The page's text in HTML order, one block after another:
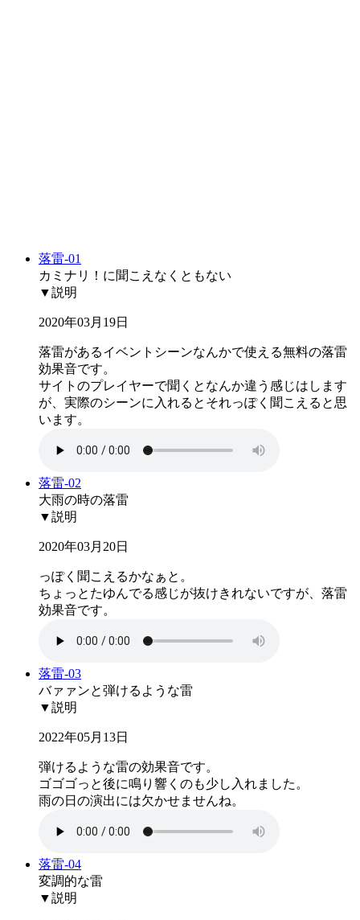
落雷-01
カミナリ！に聞こえなくともない
▼説明
2020年03月19日
落雷があるイベントシーンなんかで使える無料の落雷
効果音です。
サイトのプレイヤーで聞くとなんか違う感じはします
が、実際のシーンに入れるとそれっぽく聞こえると思
います。
落雷-02
大雨の時の落雷
▼説明
2020年03月20日
っぽく聞こえるかなぁと。
ちょっとたゆんでる感じが抜けきれないですが、落雷
効果音です。
落雷-03
バァァンと弾けるような雷
▼説明
2022年05月13日
弾けるような雷の効果音です。
ゴゴゴっと後に鳴り響くのも少し入れました。
雨の日の演出には欠かせませんね。
落雷-04
変調的な雷
▼説明